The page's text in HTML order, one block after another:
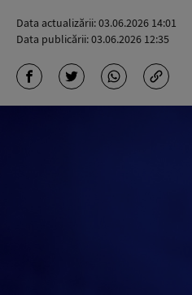
Data actualizării:03.06.2026 14:01
Data publicării:03.06.2026 12:35